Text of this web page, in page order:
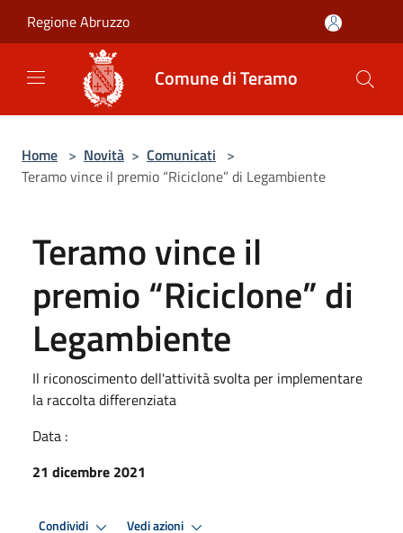
Regione Abruzzo
Comune di Teramo
Home > Novità > Comunicati >
Teramo vince il premio “Riciclone” di Legambiente
Teramo vince il
premio “Riciclone” di
Legambiente
Il riconoscimento dell'attività svolta per implementare
la raccolta differenziata
Data :
21 dicembre 2021
Condividi Vedi azioni